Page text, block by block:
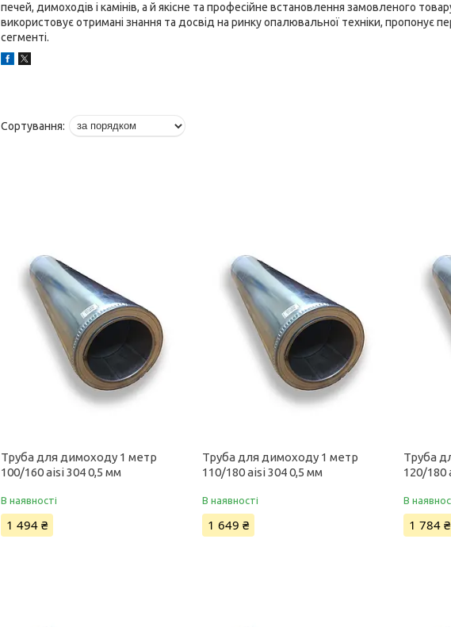
печей, димоходів і камінів, а й якісне та професійне встановлення замовленого
використовує отримані знання та досвід на ринку опалювальної техніки, пропонує
сегменті.
Труба для димоходу 1 метр
100/160 aisi 304 0,5 мм
В наявності
1 494 ₴
Труба для димоходу 1 метр
110/180 aisi 304 0,5 мм
В наявності
1 649 ₴
Труба
120/180
В
1 784 ₴